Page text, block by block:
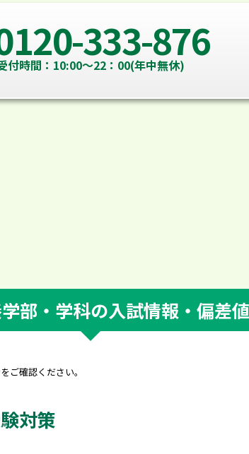
333-876
付時間：10:00～22：00(年中無休)
部・学科の入試情報・偏差
ご確認ください。
対策